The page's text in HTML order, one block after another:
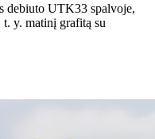
debiuto UTK33 spalvoje,
t. y. matinį grafitą su